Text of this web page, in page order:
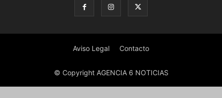
Aviso Legal Contacto
© Copyright AGENCIA 6 NOTICIAS